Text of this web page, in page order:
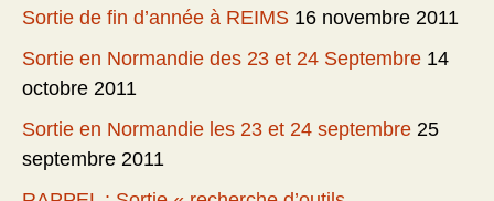
Sortie de fin d’année à REIMS 16 novembre 2011
Sortie en Normandie des 23 et 24 Septembre 14
octobre 2011
Sortie en Normandie les 23 et 24 septembre 25
septembre 2011